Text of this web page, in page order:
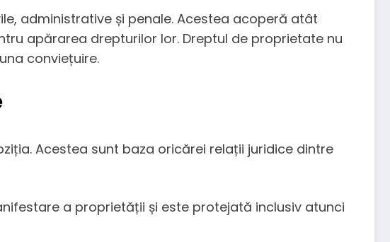
administrative și penale. Acestea acoperă atât
apărarea drepturilor lor. Dreptul de proprietate nu
conviețuire.
Acestea sunt baza oricărei relații juridice dintre
a proprietății și este protejată inclusiv atunci